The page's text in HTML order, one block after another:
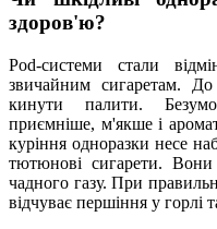
здоров'ю?
Pod-системи стали
звичайним сигаретам.
кинути палити.
приємніше, м'якше і
куріння одноразки несе
тютюнові сигарети.
чадного газу. При
відчуває першіння у горлі